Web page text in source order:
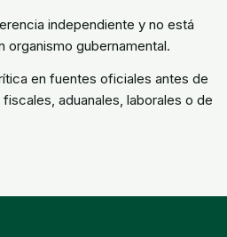
independiente y no está
organismo gubernamental.
en fuentes oficiales antes de
aduanales, laborales o de